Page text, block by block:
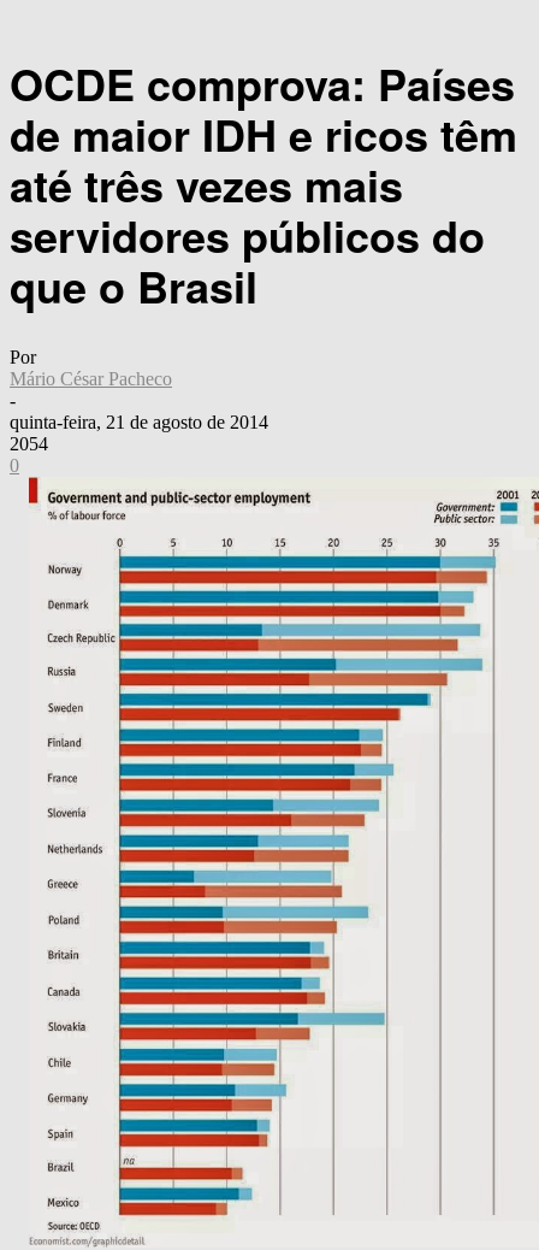
OCDE comprova: Países
de maior IDH e ricos têm
até três vezes mais
servidores públicos do
que o Brasil
Por
Mário César Pacheco
-
quinta-feira, 21 de agosto de 2014
2054
0